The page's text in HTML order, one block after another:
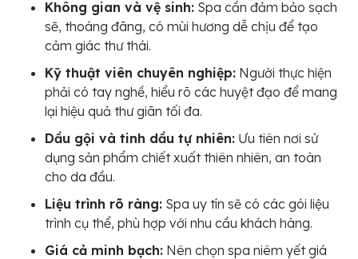
Không gian và vệ sinh: Spa cần đảm bảo sạch
sẽ, thoáng đãng, có mùi hương dễ chịu để tạo
cảm giác thư thái.
Kỹ thuật viên chuyên nghiệp: Người thực hiện
phải có tay nghề, hiểu rõ các huyệt đạo để mang
lại hiệu quả thư giãn tối đa.
Dầu gội và tinh dầu tự nhiên: Ưu tiên nơi sử
dụng sản phẩm chiết xuất thiên nhiên, an toàn
cho da đầu.
Liệu trình rõ ràng: Spa uy tín sẽ có các gói liệu
trình cụ thể, phù hợp với nhu cầu khách hàng.
Giá cả minh bạch: Nên chọn spa niêm yết giá